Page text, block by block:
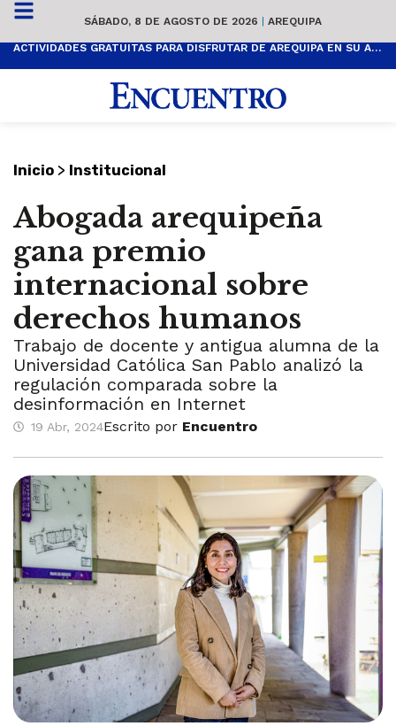
SÁBADO, 8 DE AGOSTO DE 2026 | AREQUIPA
ACTIVIDADES GRATUITAS PARA DISFRUTAR DE AREQUIPA EN SU ANIVERSARIO
Inicio > Institucional
Abogada arequipeña
gana premio
internacional sobre
derechos humanos
Trabajo de docente y antigua alumna de la
Universidad Católica San Pablo analizó la
regulación comparada sobre la
desinformación en Internet
19 Abr, 2024Escrito por Encuentro